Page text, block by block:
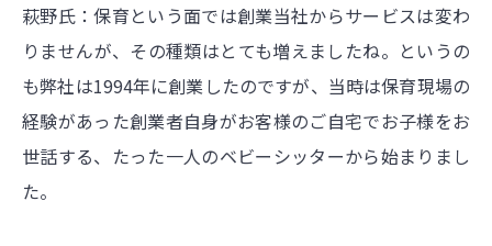
萩野氏：保育という面では創業当社からサービスは変わ
りませんが、その種類はとても増えましたね。というの
も弊社は1994年に創業したのですが、当時は保育現場の
経験があった創業者自身がお客様のご自宅でお子様をお
世話する、たった一人のベビーシッターから始まりまし
た。